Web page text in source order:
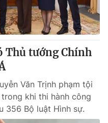
Thủ tướng Chính
Văn Trịnh phạm tội
khi thi hành công
356 Bộ luật Hình sự.